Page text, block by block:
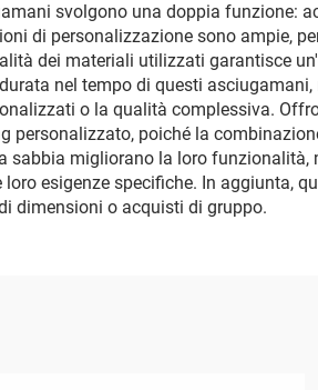
svolgono una doppia funzione:
di personalizzazione sono ampie,
dei materiali utilizzati garantisce
nel tempo di questi
o la qualità complessiva.
personalizzato, poiché la
sabbia migliorano la loro
loro esigenze specifiche. In aggiunta,
dimensioni o acquisti di gruppo.